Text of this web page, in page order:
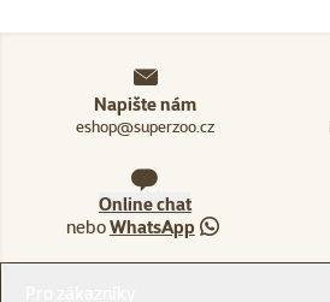
Napište nám
eshop@superzoo.cz
Online chat
neboWhatsApp